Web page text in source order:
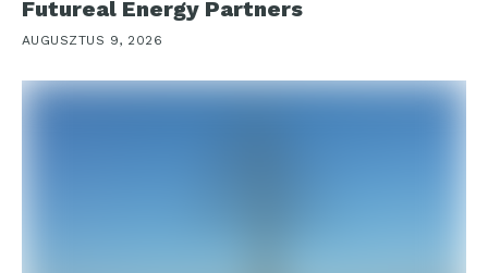
Futureal Energy Partners
AUGUSZTUS 9, 2026